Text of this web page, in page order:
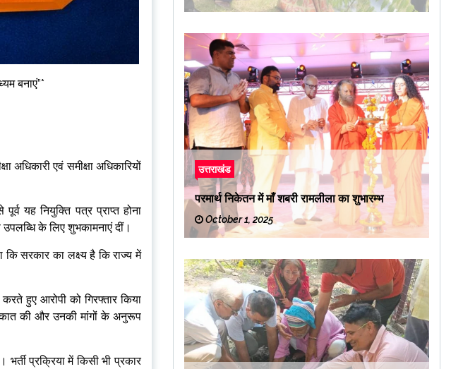
बनाएं”*
एवं समीक्षा अधिकारियों
यह नियुक्ति पत्र प्राप्त होना
के लिए शुभकामनाएं दीं।
सरकार का लक्ष्य है कि राज्य में
हुए आरोपी को गिरफ्तार किया
की और उनकी मांगों के अनुरूप
भर्ती प्रक्रिया में किसी भी प्रकार
उत्तराखंड
परमार्थ निकेतन में माँ शबरी रामलीला का शुभारम्भ
October 1, 2025